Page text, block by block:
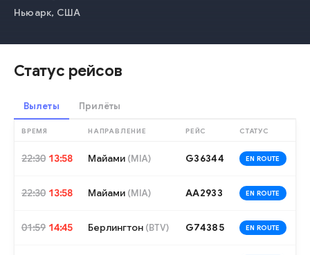
Ньюарк, США
Статус рейсов
Вылеты Прилёты
ВРЕМЯ НАПРАВЛЕНИЕ РЕЙС СТАТУС
22:30 13:58 Майами (MIA) G36344 EN ROUTE
22:30 13:58 Майами (MIA) AA2933 EN ROUTE
01:59 14:45 Берлингтон (BTV) G74385 EN ROUTE